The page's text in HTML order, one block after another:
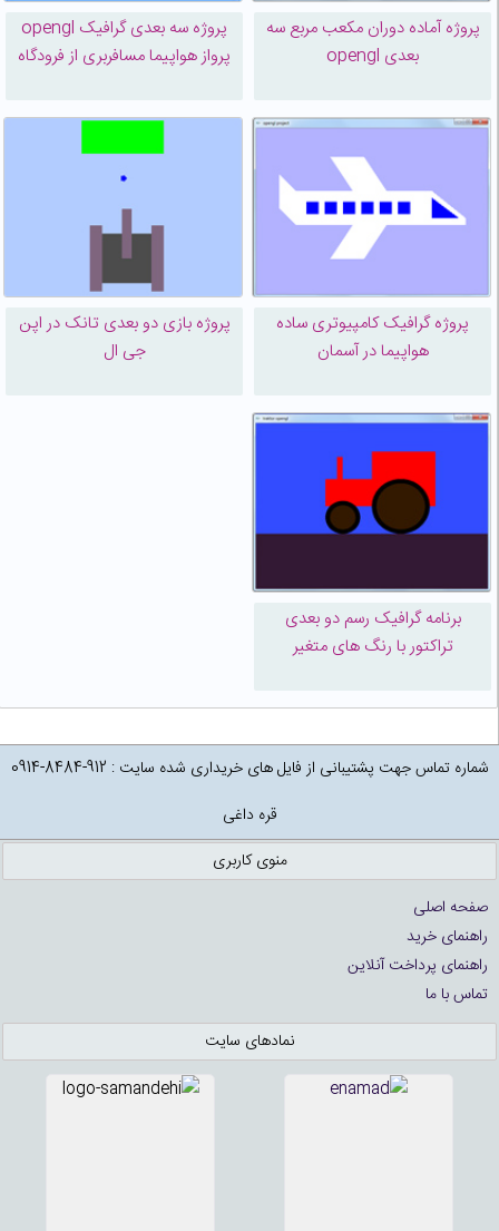
پروژه آماده دوران مکعب مربع سه
بعدی opengl
پروژه سه بعدی گرافیک opengl
پرواز هواپیما مسافربری از فرودگاه
پروژه گرافیک کامپیوتری ساده
هواپیما در آسمان
پروژه بازی دو بعدی تانک در اپن
جی ال
برنامه گرافیک رسم دو بعدی
تراکتور با رنگ های متغیر
شماره تماس جهت پشتیبانی از فایل های خریداری شده سایت : 912-8484-0914
قره داغی
منوی کاربری
صفحه اصلی
راهنمای خرید
راهنمای پرداخت آنلاین
تماس با ما
نمادهای سایت